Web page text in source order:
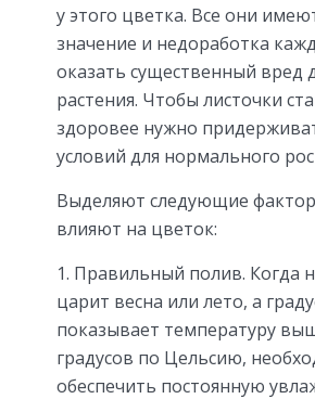
у этого цветка. Все они
значение и недоработка
оказать существенный вред
растения. Чтобы листочки
здоровее нужно
условий для нормального
Выделяют следующие
влияют на цветок:
Правильный полив. Когда
царит весна или лето, а
показывает температуру
градусов по Цельсию,
обеспечить постоянную